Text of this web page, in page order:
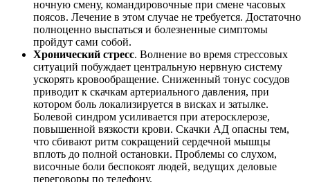
ночную смену, командировочные при смене часовых
поясов. Лечение в этом случае не требуется. Достаточно
полноценно выспаться и болезненные симптомы
пройдут сами собой.
Хронический стресс. Волнение во время стрессовых
ситуаций побуждает центральную нервную систему
ускорять кровообращение. Сниженный тонус сосудов
приводит к скачкам артериального давления, при
котором боль локализируется в висках и затылке.
Болевой синдром усиливается при атеросклерозе,
повышенной вязкости крови. Скачки АД опасны тем,
что сбивают ритм сокращений сердечной мышцы
вплоть до полной остановки. Проблемы со слухом,
височные боли беспокоят людей, ведущих деловые
переговоры по телефону.